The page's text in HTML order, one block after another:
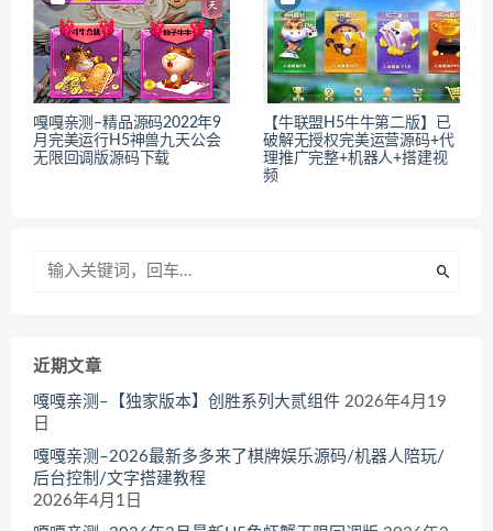
嘎嘎亲测–精品源码2022年9
月完美运行H5神兽九天公会
无限回调版源码下载
【牛联盟H5牛牛第二版】已
破解无授权完美运营源码+代
理推广完整+机器人+搭建视
频
近期文章
嘎嘎亲测–【独家版本】创胜系列大贰组件 2026年4月19
日
嘎嘎亲测–2026最新多多来了棋牌娱乐源码/机器人陪玩/
后台控制/文字搭建教程
2026年4月1日